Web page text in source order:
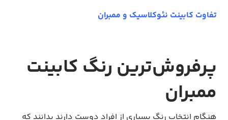
تفاوت کابینت نئوکلاسیک و ممبران
پرفروش‌ترین رنگ کابینت
ممبران
هنگام انتخاب رنگ بسیاری از افراد دوست دارند بدانند که